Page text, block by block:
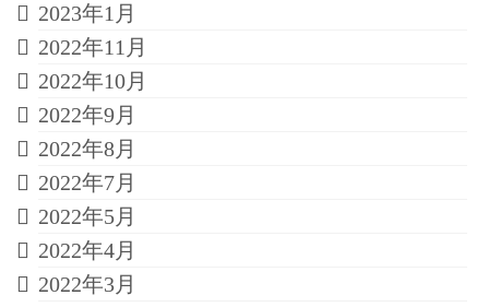
2023年1月
2022年11月
2022年10月
2022年9月
2022年8月
2022年7月
2022年5月
2022年4月
2022年3月